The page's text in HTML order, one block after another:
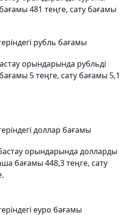
481 теңге, сату бағамы
рубль бағамы
орындарында рубльді
5 теңге, сату бағамы 5,1
доллар бағамы
орындарында долларды
бағамы 448,3 теңге, сату
еуро бағамы